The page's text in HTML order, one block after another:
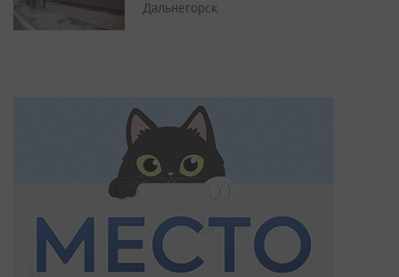
Дальнегорск